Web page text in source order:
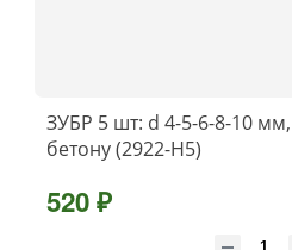
ЗУБР 5 шт: d 4-5-6-8-10
бетону (2922-H5)
520 ₽